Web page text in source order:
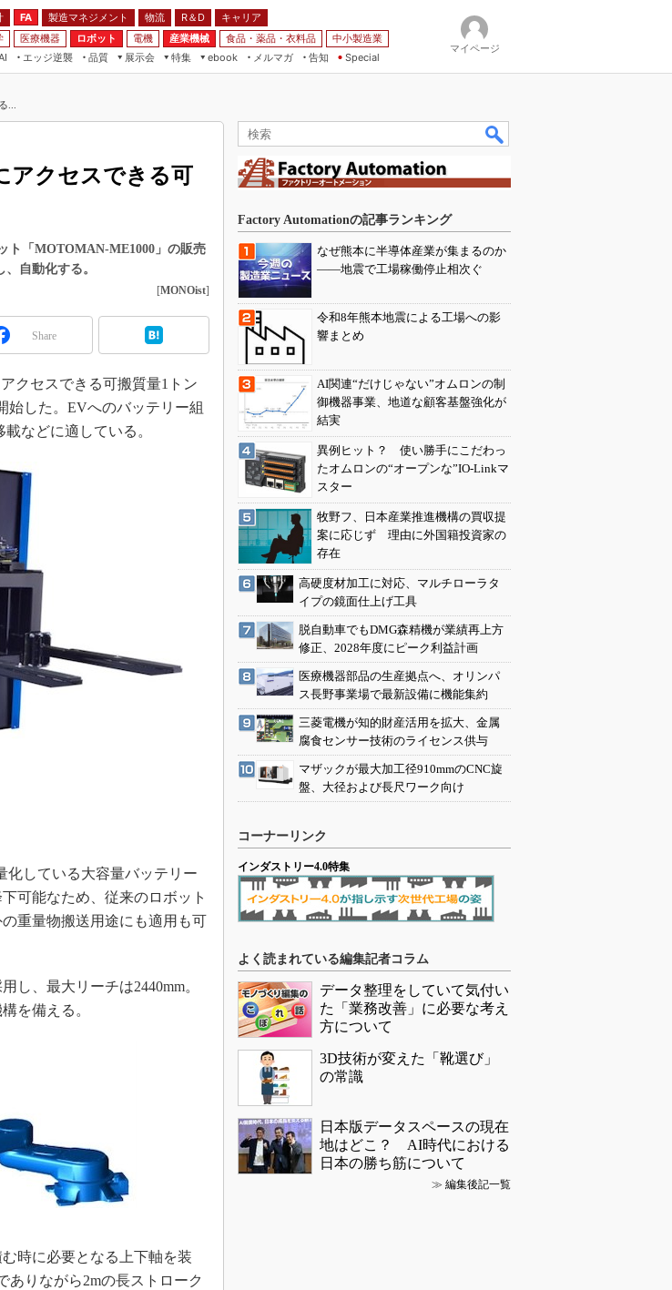
FA 製造マネジメント 物流 R＆D
キャリア
医療機器 ロボット 電機 産業機械 食品・薬品・衣料品
中小製造業
エッジ逆襲 品質
展示会
WORLD
ット展
特集
がるクルマ
AR
込み画像技術
込みモデリング
ソフト開発
設計ツール
リンタ
タルツインとCAE
OP
ンダストリー4.0
ベーション
業ビッグデータ
イドインジャパン
工場
財マネジメント
生産
ローバル設計・開発
御セキュリティ
ebook
メルマガ
告知 Special
マイページ
...
アクセスできる可
ト「MOTOMAN-ME1000」の販売
自動化する。
[MONOist]
Share
クセスできる可搬質量1トン
始した。EVへのバッテリー組
などに適している。
している大容量バッテリー
可能なため、従来のロボット
重量物搬送用途にも適用も可
、最大リーチは2440mm。
を備える。
時に必要となる上下軸を装
ありながら2mの長ストローク
Factory Automationの記事ランキング
なぜ熊本に半導体産業が集まるのか
――地震で工場稼働停止相次ぐ
令和8年熊本地震による工場への影
響まとめ
AI関連“だけじゃない”オムロンの制
御機器事業、地道な顧客基盤強化が
結実
異例ヒット？ 使い勝手にこだわっ
たオムロンの“オープンな”IO-Linkマ
スター
牧野フ、日本産業推進機構の買収提
案に応じず 理由に外国籍投資家の
存在
高硬度材加工に対応、マルチローラタ
イプの鏡面仕上げ工具
脱自動車でもDMG森精機が業績再上方
修正、2028年度にピーク利益計画
医療機器部品の生産拠点へ、オリンパ
ス長野事業場で最新設備に機能集約
三菱電機が知的財産活用を拡大、金属
腐食センサー技術のライセンス供与
マザックが最大加工径910mmのCNC旋
盤、大径および長尺ワーク向け
コーナーリンク
インダストリー4.0特集
よく読まれている編集記者コラム
データ整理をしていて気付い
た「業務改善」に必要な考え
方について
3D技術が変えた「靴選び」
の常識
日本版データスペースの現在
地はどこ？ AI時代における
日本の勝ち筋について
≫ 編集後記一覧